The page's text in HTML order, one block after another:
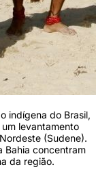
indígena do Brasil,
levantamento
(Sudene).
Bahia concentram
da região.